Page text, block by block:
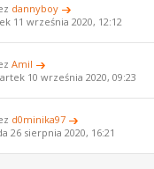
dannyboy
11 września 2020, 12:12
Amil
10 września 2020, 09:23
d0minika97
26 sierpnia 2020, 16:21